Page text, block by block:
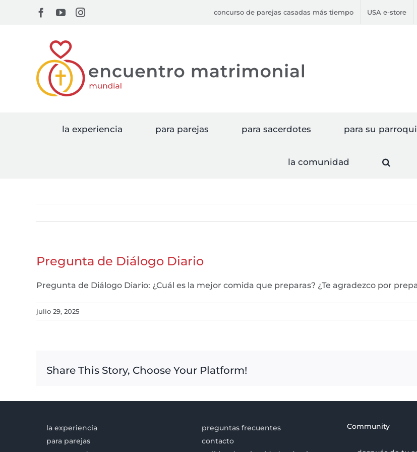
Facebook
YouTubeInstagram concurso de parejas casadas más tiempo USA e-store
la experiencia para parejas para sacerdotes para su
la comunidad
Pregunta de Diálogo Diario
Pregunta de Diálogo Diario: ¿Cuál es la mejor comida que preparas? ¿Te agradezco por
julio 29, 2025
Share This Story, Choose Your Platform!
la experiencia
para parejas
preguntas frecuentes
contacto
Community